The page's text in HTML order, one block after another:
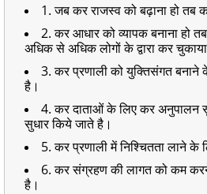
1. जब कर राजस्व को बढ़ाना हो तब
2. कर आधार को व्यापक बनाना हो
अधिक से अधिक लोगों के द्वारा कर
3. कर प्रणाली को युक्तिसंगत
है।
4. कर दाताओं के लिए कर अनुपालन
सुधार किये जाते है।
5. कर प्रणाली में निश्चितता लाने के
6. कर संग्रहण की लागत को कम
है।